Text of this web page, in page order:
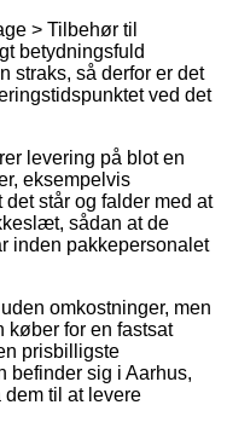
> Tilbehør til
betydningsfuld
straks, så derfor er det
ved det
levering på blot en
eksempelvis
står og falder med at
sådan at de
inden pakkepersonalet
omkostninger, men
for en fastsat
prisbilligste
befinder sig i Aarhus,
til at levere